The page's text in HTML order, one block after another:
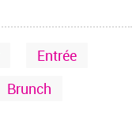
Entrée
Brunch